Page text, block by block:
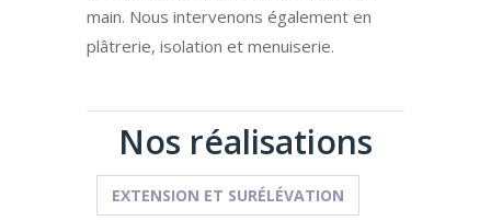
main. Nous intervenons également en
plâtrerie, isolation et menuiserie.
Nos réalisations
EXTENSION ET SURÉLÉVATION